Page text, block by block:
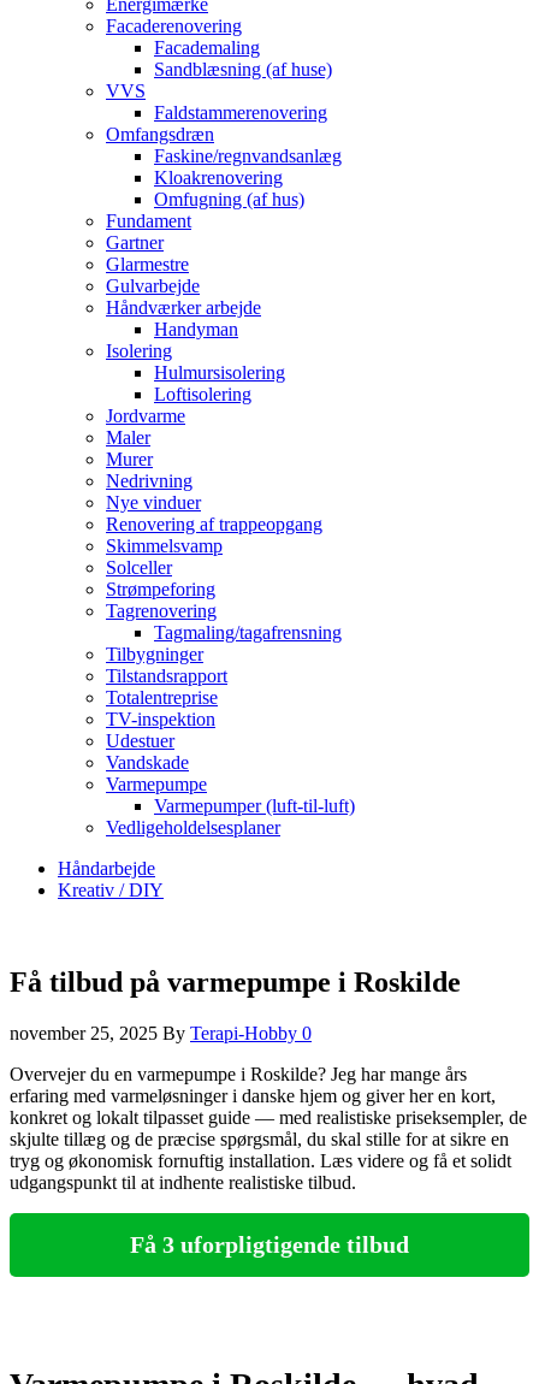
Energimærke
Facaderenovering
Facademaling
Sandblæsning (af huse)
VVS
Faldstammerenovering
Omfangsdræn
Faskine/regnvandsanlæg
Kloakrenovering
Omfugning (af hus)
Fundament
Gartner
Glarmestre
Gulvarbejde
Håndværker arbejde
Handyman
Isolering
Hulmursisolering
Loftisolering
Jordvarme
Maler
Murer
Nedrivning
Nye vinduer
Renovering af trappeopgang
Skimmelsvamp
Solceller
Strømpeforing
Tagrenovering
Tagmaling/tagafrensning
Tilbygninger
Tilstandsrapport
Totalentreprise
TV-inspektion
Udestuer
Vandskade
Varmepumpe
Varmepumper (luft-til-luft)
Vedligeholdelsesplaner
Håndarbejde
Kreativ / DIY
Få tilbud på varmepumpe i Roskilde
november 25, 2025 By Terapi-Hobby 0
Overvejer du en varmepumpe i Roskilde? Jeg har mange års
erfaring med varmeløsninger i danske hjem og giver her en kort,
konkret og lokalt tilpasset guide — med realistiske priseksempler, de
skjulte tillæg og de præcise spørgsmål, du skal stille for at sikre en
tryg og økonomisk fornuftig installation. Læs videre og få et solidt
udgangspunkt til at indhente realistiske tilbud.
Få 3 uforpligtigende tilbud